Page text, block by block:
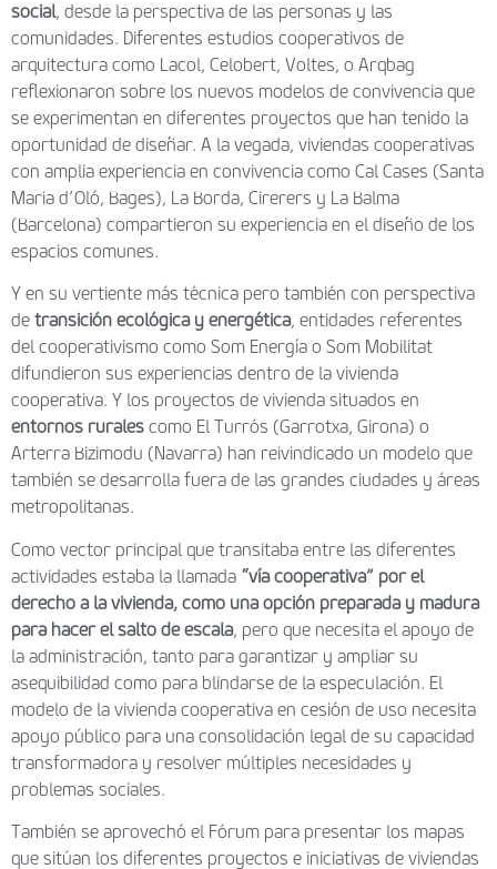
social, desde la perspectiva de las personas y las
comunidades. Diferentes estudios cooperativos de
arquitectura como Lacol, Celobert, Voltes, o Arqbag
reflexionaron sobre los nuevos modelos de convivencia que
se experimentan en diferentes proyectos que han tenido la
oportunidad de diseñar. A la vegada, viviendas cooperativas
con amplia experiencia en convivencia como Cal Cases (Santa
Maria d’Oló, Bages), La Borda, Cirerers y La Balma
(Barcelona) compartieron su experiencia en el diseño de los
espacios comunes.
Y en su vertiente más técnica pero también con perspectiva
de transición ecológica y energética, entidades referentes
del cooperativismo como Som Energía o Som Mobilitat
difundieron sus experiencias dentro de la vivienda
cooperativa. Y los proyectos de vivienda situados en
entornos rurales como El Turrós (Garrotxa, Girona) o
Arterra Bizimodu (Navarra) han reivindicado un modelo que
también se desarrolla fuera de las grandes ciudades y áreas
metropolitanas.
Como vector principal que transitaba entre las diferentes
actividades estaba la llamada “vía cooperativa” por el
derecho a la vivienda, como una opción preparada y madura
para hacer el salto de escala, pero que necesita el apoyo de
la administración, tanto para garantizar y ampliar su
asequibilidad como para blindarse de la especulación. El
modelo de la vivienda cooperativa en cesión de uso necesita
apoyo público para una consolidación legal de su capacidad
transformadora y resolver múltiples necesidades y
problemas sociales.
También se aprovechó el Fórum para presentar los mapas
que sitúan los diferentes proyectos e iniciativas de viviendas